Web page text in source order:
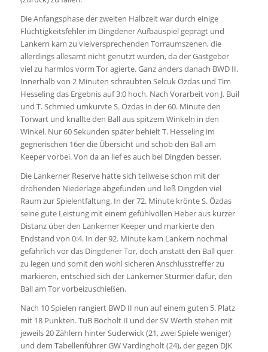
Die Anfangsphase der zweiten Halbzeit war durch einige
Flüchtigkeitsfehler im Dingdener Aufbauspiel geprägt und
Lankern kam zu vielversprechenden Torraumszenen, die
allerdings allesamt nicht genutzt wurden, da der Gastgeber
viel zu harmlos vorm Tor agierte. Ganz anders danach BWD II.
Innerhalb von 2 Minuten schraubten Selcuk Özdas und Tim
Hesseling das Ergebnis auf 3:0 hoch. Nach Vorarbeit von J. Buil
und T. Schmied umkurvte S. Özdas in der 60. Minute den
Torwart und knallte den Ball aus spitzem Winkeln in den
Winkel. Nur 60 Sekunden später behielt T. Hesseling im
gegnerischen 16er die Übersicht und schob den Ball am
Keeper vorbei. Von da an lief es auch bei Dingden besser.
Die Lankerner Reserve hatte sich teilweise schon mit der
drohenden Niederlage abgefunden und ließ Dingden viel
Raum zur Spielentfaltung. In der 72. Minute krönte S. Özdas
seine gute Leistung mit einem gefühlvollen Heber aus kurzer
Distanz über den Lankerner Keeper und markierte den
Endstand von 0:4. In der 92. Minute kam Lankern nochmal
gefährlich vor das Dingdener Tor, doch anstatt den Ball quer
zu legen und somit den wohl sicheren Anschlusstreffer zu
markieren, entschied sich der Lankerner Stürmer dafür, den
Ball am Tor vorbeizuschießen.
Nach 10 Spielen rangiert BWD II nun auf einem guten 5. Platz
mit 18 Punkten. TuB Bocholt II und der SV Werth stehen mit
jeweils 20 Zählern hinter Suderwick (21, zwei Spiele weniger)
und dem Tabellenführer GW Vardingholt (24), der gegen DJK